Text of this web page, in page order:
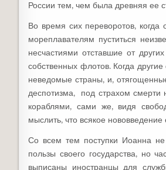
России тем, чем была древняя ее
Во время сих переворотов, когда
мореплавателям пуститься
несчастиями отставшие от
собственных флотов. Когда
неведомые страны, и,
деспотизма, под страхом смерти
кораблями, сами же, видя
мыслить, что всякое
Со всем тем поступки Иоанна
пользы своего государства, но
выписаны иностранцы для